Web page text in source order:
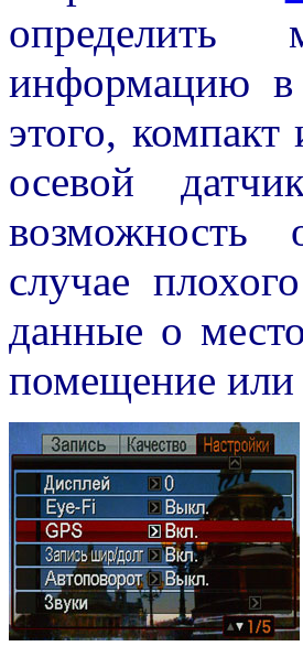
определить
информацию
этого,
осевой
возможность
случае
данные о
помещение или